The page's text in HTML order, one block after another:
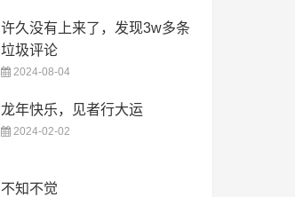
许久没有上来了，发现3w多条
垃圾评论
2024-08-04
龙年快乐，见者行大运
2024-02-02
不知不觉